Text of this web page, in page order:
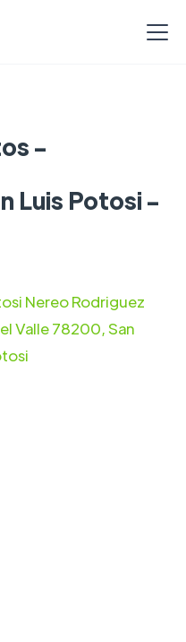
-
Luis Potosi -
Nereo Rodriguez
Valle 78200, San